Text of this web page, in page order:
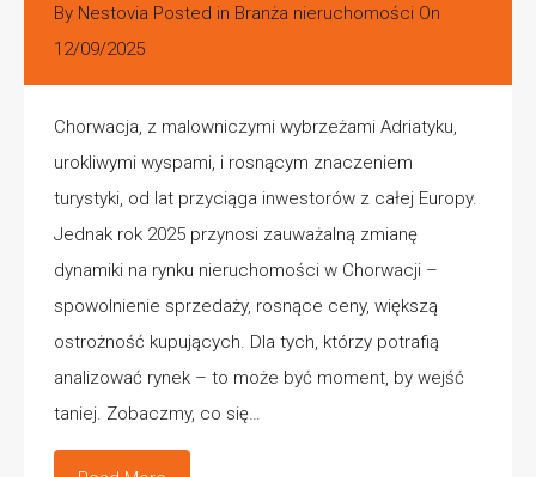
By Nestovia Posted in Branża nieruchomości On
12/09/2025
Chorwacja, z malowniczymi wybrzeżami Adriatyku,
urokliwymi wyspami, i rosnącym znaczeniem
turystyki, od lat przyciąga inwestorów z całej Europy.
Jednak rok 2025 przynosi zauważalną zmianę
dynamiki na rynku nieruchomości w Chorwacji –
spowolnienie sprzedaży, rosnące ceny, większą
ostrożność kupujących. Dla tych, którzy potrafią
analizować rynek – to może być moment, by wejść
taniej. Zobaczmy, co się…